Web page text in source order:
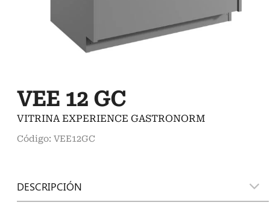
VEE 12 GC
VITRINA EXPERIENCE GASTRONORM
Código: VEE12GC
DESCRIPCIÓN